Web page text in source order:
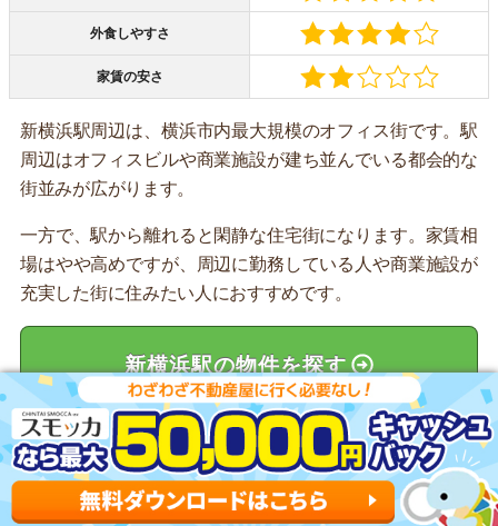
外食しやすさ
家賃の安さ
新横浜駅周辺は、横浜市内最大規模のオフィス街です。駅
周辺はオフィスビルや商業施設が建ち並んでいる都会的な
街並みが広がります。
一方で、駅から離れると閑静な住宅街になります。家賃相
場はやや高めですが、周辺に勤務している人や商業施設が
充実した街に住みたい人におすすめです。
新横浜駅の物件を探す
関連記事